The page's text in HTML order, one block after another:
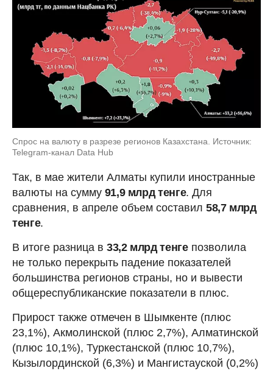
Спрос на валюту в разрезе регионов Казахстана. Источник:
Telegram-канал Data Hub
Так, в мае жители Алматы купили иностранные
валюты на сумму 91,9 млрд тенге. Для
сравнения, в апреле объем составил 58,7 млрд
тенге.
В итоге разница в 33,2 млрд тенгепозволила
не только перекрыть падение показателей
большинства регионов страны, но и вывести
общереспубликанские показатели в плюс.
Прирост также отмечен в Шымкенте (плюс
23,1%), Акмолинской (плюс 2,7%), Алматинской
(плюс 10,1%), Туркестанской (плюс 10,7%),
Кызылординской (6,3%) и Мангистауской (0,2%)